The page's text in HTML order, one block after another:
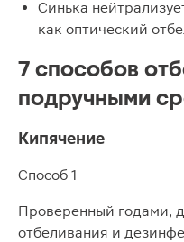
Синька
как оптический
7 способов
подручными
Кипячение
Способ 1
Проверенный годами,
отбеливания и